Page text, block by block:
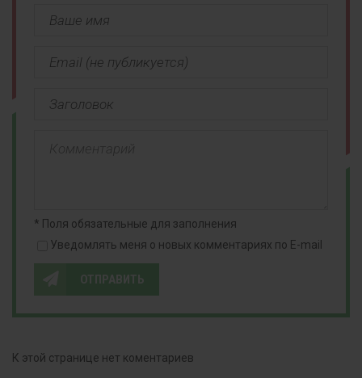
* Поля обязательные для заполнения
Уведомлять меня о новых комментариях по E-mail
ОТПРАВИТЬ
К этой странице нет коментариев